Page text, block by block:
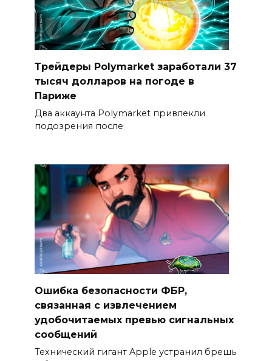
Трейдеры Polymarket заработали 37
тысяч долларов на погоде в
Париже
Два аккаунта Polymarket привлекли
подозрения после
Ошибка безопасности ФБР,
связанная с извлечением
удобочитаемых превью сигнальных
сообщений
Технический гигант Apple устранил брешь